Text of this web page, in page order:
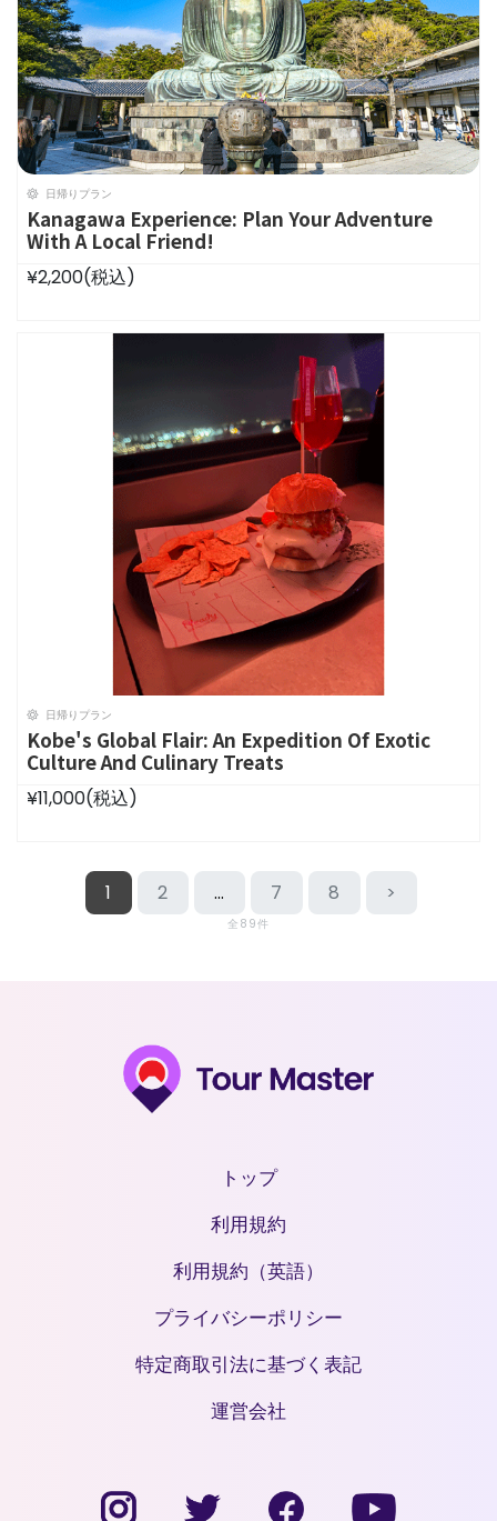
日帰りプラン
Kanagawa Experience: Plan Your Adventure
With A Local Friend!
¥2,200(税込)
日帰りプラン
Kobe's Global Flair: An Expedition Of Exotic
Culture And Culinary Treats
¥11,000(税込)
1 2 … 7 8 >
全89件
トップ
利用規約
利用規約（英語）
プライバシーポリシー
特定商取引法に基づく表記
運営会社